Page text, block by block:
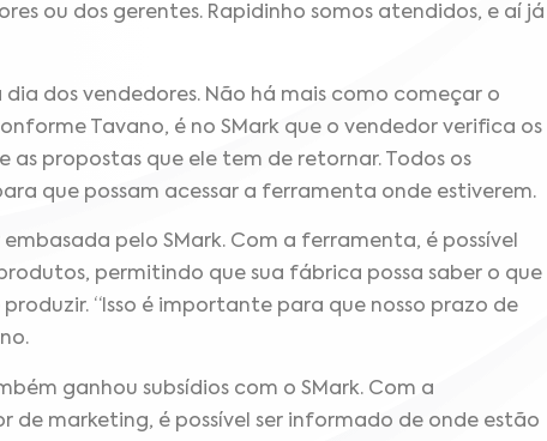
ou dos gerentes. Rapidinho somos atendidos, e aí já
dos vendedores. Não há mais como começar o
Tavano, é no SMark que o vendedor verifica os
propostas que ele tem de retornar. Todos os
que possam acessar a ferramenta onde estiverem.
pelo SMark. Com a ferramenta, é possível
permitindo que sua fábrica possa saber o que
“Isso é importante para que nosso prazo de
ganhou subsídios com o SMark. Com a
marketing, é possível ser informado de onde estão